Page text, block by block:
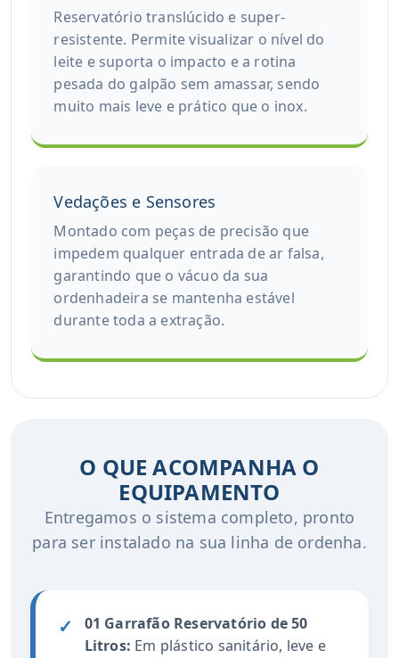
Reservatório translúcido e super-
resistente. Permite visualizar o nível do
leite e suporta o impacto e a rotina
pesada do galpão sem amassar, sendo
muito mais leve e prático que o inox.
Vedações e Sensores
Montado com peças de precisão que
impedem qualquer entrada de ar falsa,
garantindo que o vácuo da sua
ordenhadeira se mantenha estável
durante toda a extração.
O QUE ACOMPANHA O
EQUIPAMENTO
Entregamos o sistema completo, pronto
para ser instalado na sua linha de ordenha.
✓
01 Garrafão Reservatório de 50
Litros: Em plástico sanitário, leve e